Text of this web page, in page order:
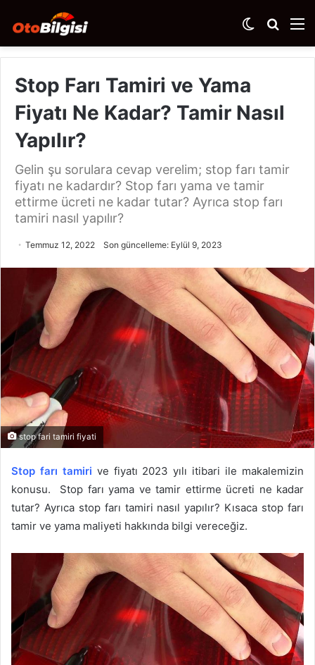
Arama
yap
Dış
görünümü
Stop Farı Tamiri ve Yama
Fiyatı Ne Kadar? Tamir Nasıl
Yapılır?
Gelin şu sorulara cevap verelim; stop farı tamir
fiyatı ne kadardır? Stop farı yama ve tamir
ettirme ücreti ne kadar tutar? Ayrıca stop farı
tamiri nasıl yapılır?
Temmuz 12, 2022 Son güncelleme: Eylül 9, 2023
stop fari tamiri fiyati
Stop farı tamiri ve fiyatı 2023 yılı itibari ile makalemizin
konusu. Stop farı yama ve tamir ettirme ücreti ne kadar
tutar? Ayrıca stop farı tamiri nasıl yapılır? Kısaca stop farı
tamir ve yama maliyeti hakkında bilgi vereceğiz.